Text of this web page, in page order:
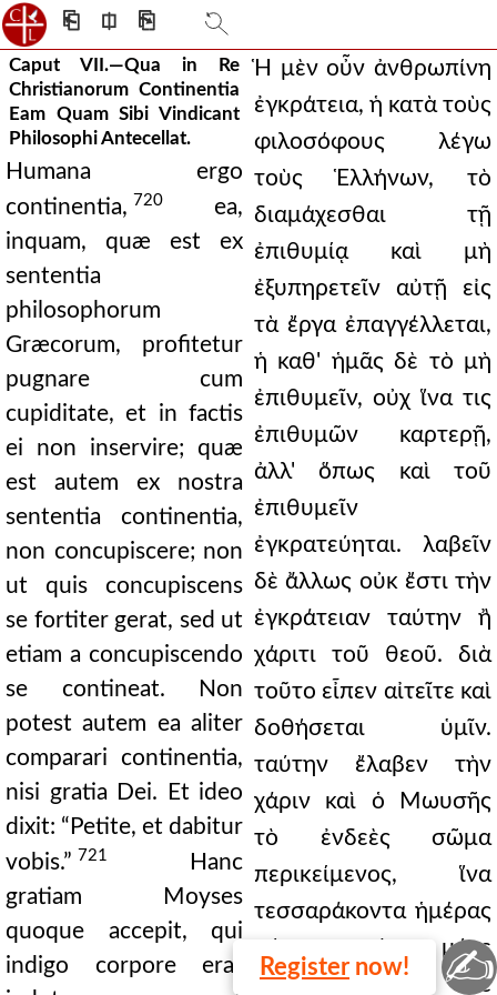
⎗ ⎅ ⎘
Caput VII.—Qua in Re
Christianorum Continentia
Eam Quam Sibi Vindicant
Philosophi Antecellat.
Humana ergo
continentia, 720
ea,
inquam, quæ est ex
sententia
philosophorum
Græcorum, profitetur
pugnare cum
cupiditate, et in factis
ei non inservire; quæ
est autem ex nostra
sententia continentia,
non concupiscere; non
ut quis concupiscens
se fortiter gerat, sed ut
etiam a concupiscendo
se contineat. Non
potest autem ea aliter
comparari continentia,
nisi gratia Dei. Et ideo
dixit: “Petite, et dabitur
vobis.” 721
Hanc
gratiam Moyses
quoque accepit, qui
indigo corpore erat
Ἡ μὲν οὖν ἀνθρωπίνη
ἐγκράτεια, ἡ κατὰ τοὺς
φιλοσόφους λέγω
τοὺς Ἑλλήνων, τὸ
διαμάχεσθαι τῇ
ἐπιθυμίᾳ καὶ μὴ
ἐξυπηρετεῖν αὐτῇ εἰς
τὰ ἔργα ἐπαγγέλλεται,
ἡ καθ' ἡμᾶς δὲ τὸ μὴ
ἐπιθυμεῖν, οὐχ ἵνα τις
ἐπιθυμῶν καρτερῇ,
ἀλλ' ὅπως καὶ τοῦ
ἐπιθυμεῖν
ἐγκρατεύηται. λαβεῖν
δὲ ἄλλως οὐκ ἔστι τὴν
ἐγκράτειαν ταύτην ἢ
χάριτι τοῦ θεοῦ. διὰ
τοῦτο εἶπεν αἰτεῖτε καὶ
δοθήσεται ὑμῖν.
ταύτην ἔλαβεν τὴν
χάριν καὶ ὁ Μωυσῆς
τὸ ἐνδεὲς σῶμα
περικείμενος, ἵνα
τεσσαράκοντα ἡμέρας
μήτε πεινάσῃ μήτε
διψήσῃ. ὡς δὲ
Register now! ✍